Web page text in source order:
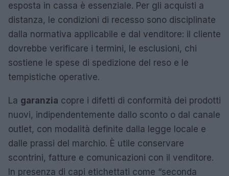
esposta in cassa è essenziale. Per gli acquisti a
distanza, le condizioni di recesso sono disciplinate
dalla normativa applicabile e dal venditore: il cliente
dovrebbe verificare i termini, le esclusioni, chi
sostiene le spese di spedizione del reso e le
tempistiche operative.
La garanzia copre i difetti di conformità dei prodotti
nuovi, indipendentemente dallo sconto o dal canale
outlet, con modalità definite dalla legge locale e
dalle prassi del marchio. È utile conservare
scontrini, fatture e comunicazioni con il venditore.
In presenza di capi etichettati come “seconda